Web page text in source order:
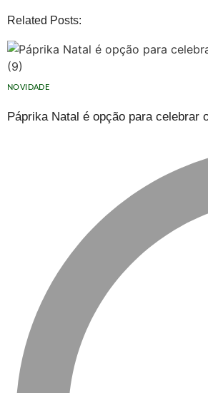
Related Posts:
NOVIDADE
Páprika Natal é opção para celebrar